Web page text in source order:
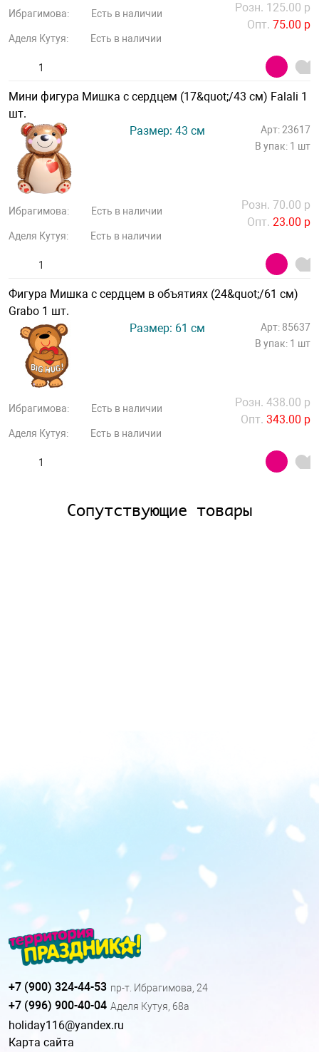
Ибрагимова: Есть в наличии
Аделя Кутуя: Есть в наличии
Розн. 125.00 р
Опт. 75.00 р
Мини фигура Мишка с сердцем (17&quot;/43 см) Falali 1
шт.
Размер: 43 см
Арт: 23617
В упак: 1 шт
Ибрагимова: Есть в наличии
Аделя Кутуя: Есть в наличии
Розн. 70.00 р
Опт. 23.00 р
Фигура Мишка с сердцем в объятиях (24&quot;/61 см)
Grabo 1 шт.
Размер: 61 см
Арт: 85637
В упак: 1 шт
Ибрагимова: Есть в наличии
Аделя Кутуя: Есть в наличии
Розн. 438.00 р
Опт. 343.00 р
Сопутствующие товары
+7 (900) 324-44-53 пр-т. Ибрагимова, 24
+7 (996) 900-40-04 Аделя Кутуя, 68а
holiday116@yandex.ru
Карта сайта